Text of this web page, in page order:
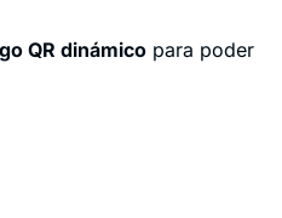
QR dinámico para poder